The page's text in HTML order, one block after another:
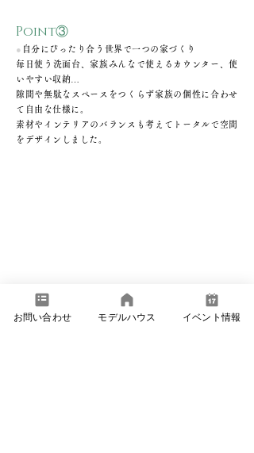
Point③
● 自分にぴったり合う世界で一つの家づくり
毎日使う洗面台、家族みんなで使えるカウンター、使
いやすい収納…
隙間や無駄なスペースをつくらず家族の個性に合わせ
て自由な仕様に。
​素材やインテリアのバランスも考えてトータルで空間
をデザインしました。
お問い合わせ モデルハウス イベント情報